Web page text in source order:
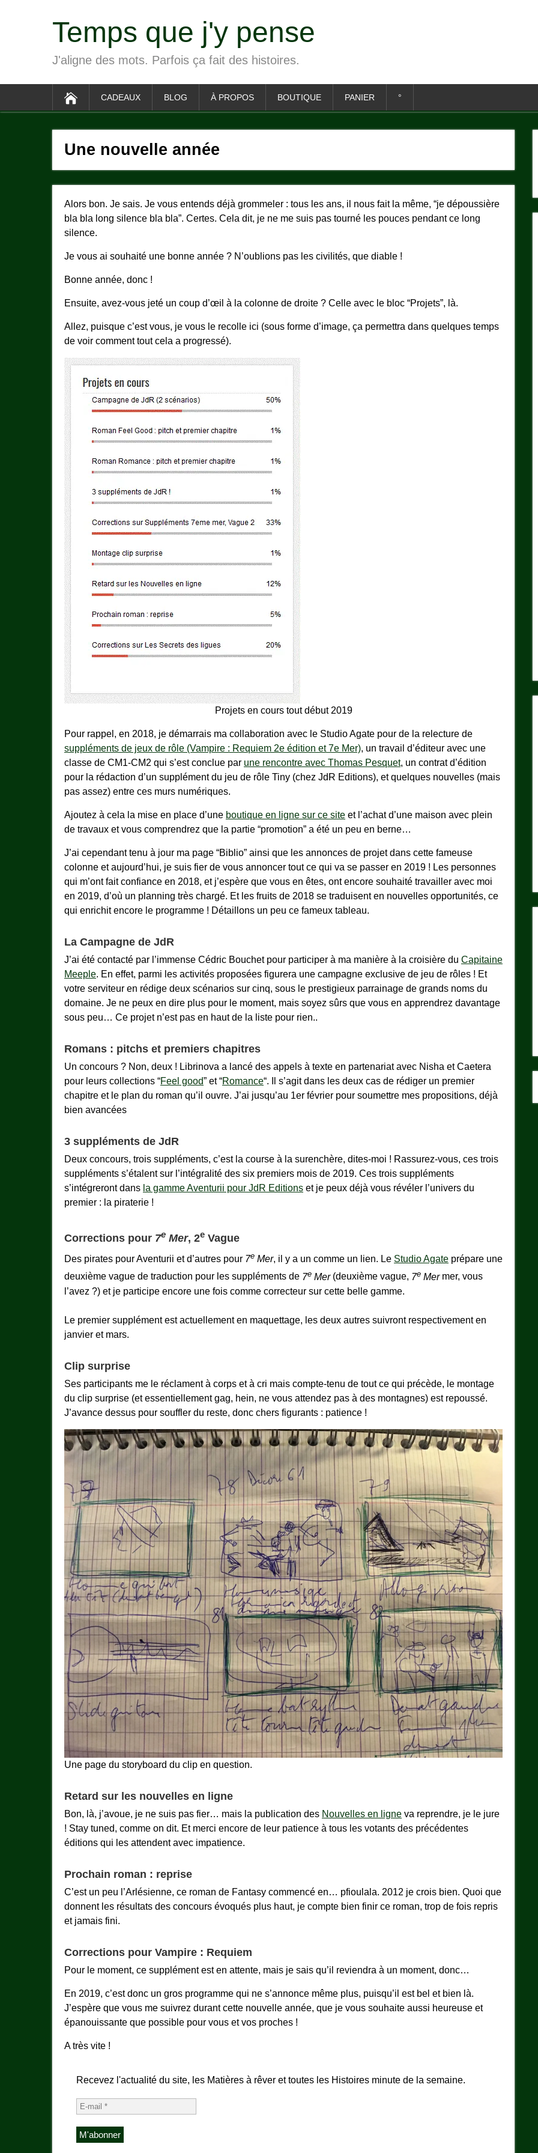
Temps que j'y pense
J'aligne des mots. Parfois ça fait des histoires.
CADEAUX BLOG À PROPOS BOUTIQUE PANIER °
Une nouvelle année
Alors bon. Je sais. Je vous entends déjà grommeler : tous les ans, il nous fait la même, “je dépoussière
bla bla long silence bla bla”. Certes. Cela dit, je ne me suis pas tourné les pouces pendant ce long
silence.
Je vous ai souhaité une bonne année ? N’oublions pas les civilités, que diable !
Bonne année, donc !
Ensuite, avez-vous jeté un coup d’œil à la colonne de droite ? Celle avec le bloc “Projets”, là.
Allez, puisque c’est vous, je vous le recolle ici (sous forme d’image, ça permettra dans quelques temps
de voir comment tout cela a progressé).
Projets en cours tout début 2019
Pour rappel, en 2018, je démarrais ma collaboration avec le Studio Agate pour de la relecture de
suppléments de jeux de rôle (Vampire : Requiem 2e édition et 7e Mer), un travail d’éditeur avec une
classe de CM1-CM2 qui s’est conclue par une rencontre avec Thomas Pesquet, un contrat d’édition
pour la rédaction d’un supplément du jeu de rôle Tiny (chez JdR Editions), et quelques nouvelles (mais
pas assez) entre ces murs numériques.
Ajoutez à cela la mise en place d’une boutique en ligne sur ce site et l’achat d’une maison avec plein
de travaux et vous comprendrez que la partie “promotion” a été un peu en berne…
J’ai cependant tenu à jour ma page “Biblio” ainsi que les annonces de projet dans cette fameuse
colonne et aujourd’hui, je suis fier de vous annoncer tout ce qui va se passer en 2019 ! Les personnes
qui m’ont fait confiance en 2018, et j’espère que vous en êtes, ont encore souhaité travailler avec moi
en 2019, d’où un planning très chargé. Et les fruits de 2018 se traduisent en nouvelles opportunités, ce
qui enrichit encore le programme ! Détaillons un peu ce fameux tableau.
La Campagne de JdR
J’ai été contacté par l’immense Cédric Bouchet pour participer à ma manière à la croisière du Capitaine
Meeple. En effet, parmi les activités proposées figurera une campagne exclusive de jeu de rôles ! Et
votre serviteur en rédige deux scénarios sur cinq, sous le prestigieux parrainage de grands noms du
domaine. Je ne peux en dire plus pour le moment, mais soyez sûrs que vous en apprendrez davantage
sous peu… Ce projet n’est pas en haut de la liste pour rien..
Romans : pitchs et premiers chapitres
Un concours ? Non, deux ! Librinova a lancé des appels à texte en partenariat avec Nisha et Caetera
pour leurs collections “Feel good” et “Romance“. Il s’agit dans les deux cas de rédiger un premier
chapitre et le plan du roman qu’il ouvre. J’ai jusqu’au 1er février pour soumettre mes propositions, déjà
bien avancées
3 suppléments de JdR
Deux concours, trois suppléments, c’est la course à la surenchère, dites-moi ! Rassurez-vous, ces trois
suppléments s’étalent sur l’intégralité des six premiers mois de 2019. Ces trois suppléments
s’intégreront dans la gamme Aventurii pour JdR Editions et je peux déjà vous révéler l’univers du
premier : la piraterie !
Corrections pour 7e Mer, 2e Vague
Des pirates pour Aventurii et d’autres pour 7e Mer, il y a un comme un lien. Le Studio Agate prépare une
deuxième vague de traduction pour les suppléments de 7e Mer(deuxième vague, 7e Mermer, vous
l’avez ?) et je participe encore une fois comme correcteur sur cette belle gamme.
Le premier supplément est actuellement en maquettage, les deux autres suivront respectivement en
janvier et mars.
Clip surprise
Ses participants me le réclament à corps et à cri mais compte-tenu de tout ce qui précède, le montage
du clip surprise (et essentiellement gag, hein, ne vous attendez pas à des montagnes) est repoussé.
J’avance dessus pour souffler du reste, donc chers figurants : patience !
Une page du storyboard du clip en question.
Retard sur les nouvelles en ligne
Bon, là, j’avoue, je ne suis pas fier… mais la publication des Nouvelles en ligne va reprendre, je le jure
! Stay tuned, comme on dit. Et merci encore de leur patience à tous les votants des précédentes
éditions qui les attendent avec impatience.
Prochain roman : reprise
C’est un peu l’Arlésienne, ce roman de Fantasy commencé en… pfioulala. 2012 je crois bien. Quoi que
donnent les résultats des concours évoqués plus haut, je compte bien finir ce roman, trop de fois repris
et jamais fini.
Corrections pour Vampire : Requiem
Pour le moment, ce supplément est en attente, mais je sais qu’il reviendra à un moment, donc…
En 2019, c’est donc un gros programme qui ne s’annonce même plus, puisqu’il est bel et bien là.
J’espère que vous me suivrez durant cette nouvelle année, que je vous souhaite aussi heureuse et
épanouissante que possible pour vous et vos proches !
A très vite !
Recevez l'actualité du site, les Matières à rêver et toutes les Histoires minute de la semaine.